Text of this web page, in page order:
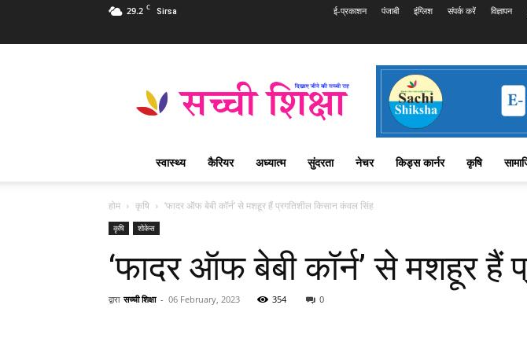
29.2 C Sirsa ई-प्रकाशन पंजाबी इंग्लिश संपर्क करें विज्ञापन
Shiksha
शिक्षा
पत्रिका
स्वास्थ्य कैरियर अध्यात्म सुंदरता नेचर किड्स कार्नर कृषि
होम कृषि ‘फादर ऑफ बेबी कॉर्न’ से मशहूर हैं प्रगतिशील किसान कंवल सिंह
कृषि शोकेस
‘फादर ऑफ बेबी कॉर्न’ से मशहूर
द्वारा सच्ची शिक्षा - 06 February, 2023 354 0